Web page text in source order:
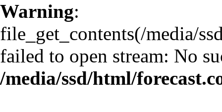
Warning:
file_get_contents(/media/
failed to open stream: No
/media/ssd/html/